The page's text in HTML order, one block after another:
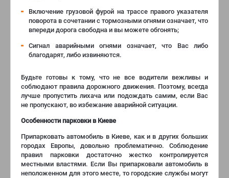
Включение грузовой фурой на трассе правого указателя
поворота в сочетании с тормозными огнями означает, что
впереди дорога свободна и вы можете обгонять;
Сигнал аварийными огнями означает, что Вас либо
благодарят, либо извиняются.
Будьте готовы к тому, что не все водители вежливы и
соблюдают правила дорожного движения. Поэтому, всегда
лучше пропустить лихача или подождать самим, если Вас
не пропускают, во избежание аварийной ситуации.
Особенности парковки в Киеве
Припарковать автомобиль в Киеве, как и в других больших
городах Европы, довольно проблематично. Соблюдение
правил парковки достаточно жестко контролируется
местными властями. Если Вы припарковали автомобиль в
неположенном для этого месте, то городские службы могут